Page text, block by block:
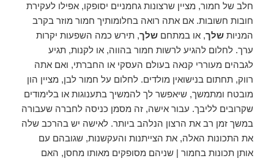
חלב של חמור, מציין שרצונות גחמניים יסופקו, אפילו לעקירת
חובות חשובות. אם אתה רואה בחלומותיך חמור מוזר בקרב
המניותשלך, או במתחםשלך, תירש כמה השפעות יקרות
ערך. לחלום להגיע לרשות חמור בהווה, או לקנות, תגיע
לגבהים מעוררי קנאה בעולם העסקי או החברתי, ואם אתה
רווק, תחתום בנישואין מולדים. לחלום על חמור לבן, מציין הון
מובטח ומתמשך, שיאפשר לך להמשיך בתענוגות או בלימודים
שקרובים לליבך. עבור אישה, זה מסמן כניסה לחברה שעבורה
במשך זמן רב את הרצון הנלהב ביותר. לאישה יש בהרכב שלה
את התכונות האלה, את הצייתנות והעקשנות, שגובהם עם
אותן תכונות בחמור | שניהם מסופקים מאותו מחסן, האם